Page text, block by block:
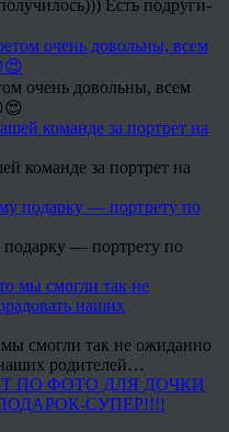
Есть подруги-
очень довольны, всем
команде за портрет на
— портрету по
смогли так не ожиданно
родителей…